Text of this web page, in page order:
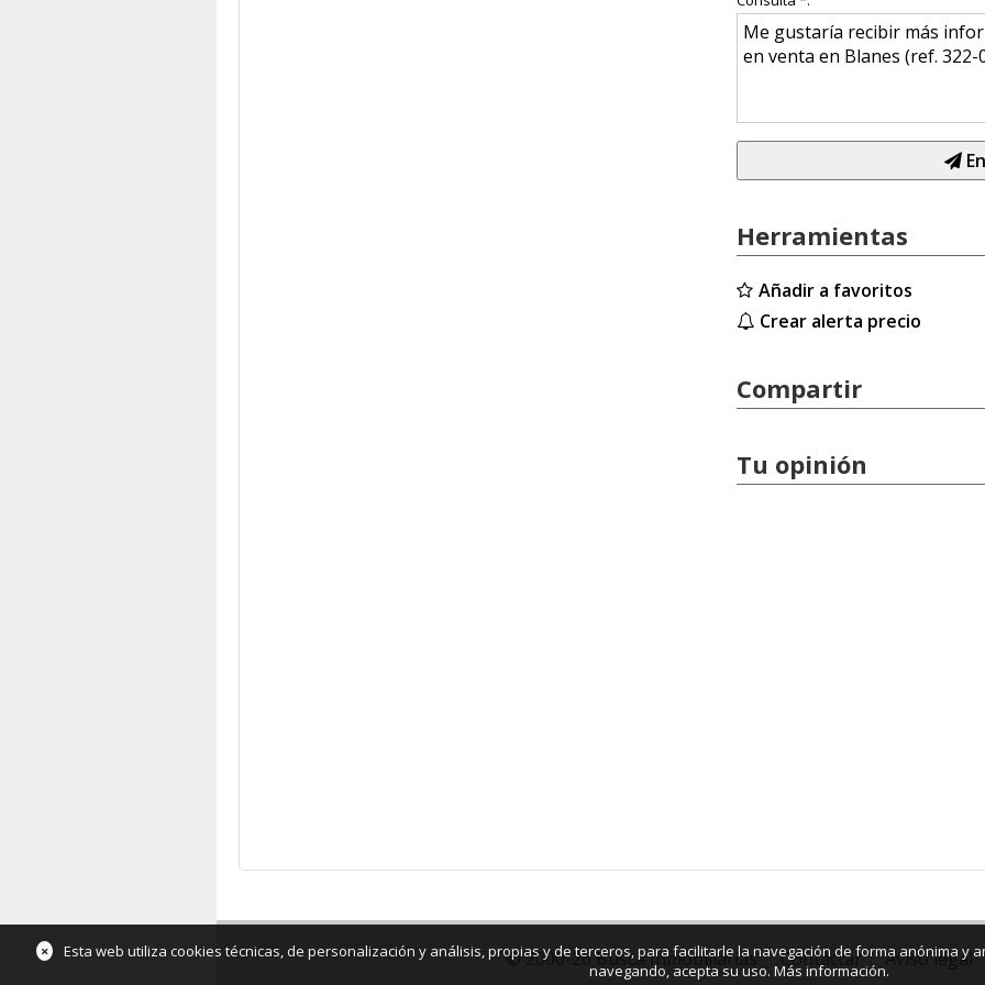
Herramientas
Añadir a favoritos
Crear alerta precio
Compartir
Tu opinión
© 2000-26 Busca Inmobiliarias Contactar Aviso legal
×
Esta web utiliza cookies técnicas, de personalización y análisis, propias y de terceros, para facilitarle la navegación de forma anónima y
navegando, acepta su uso. Más información.